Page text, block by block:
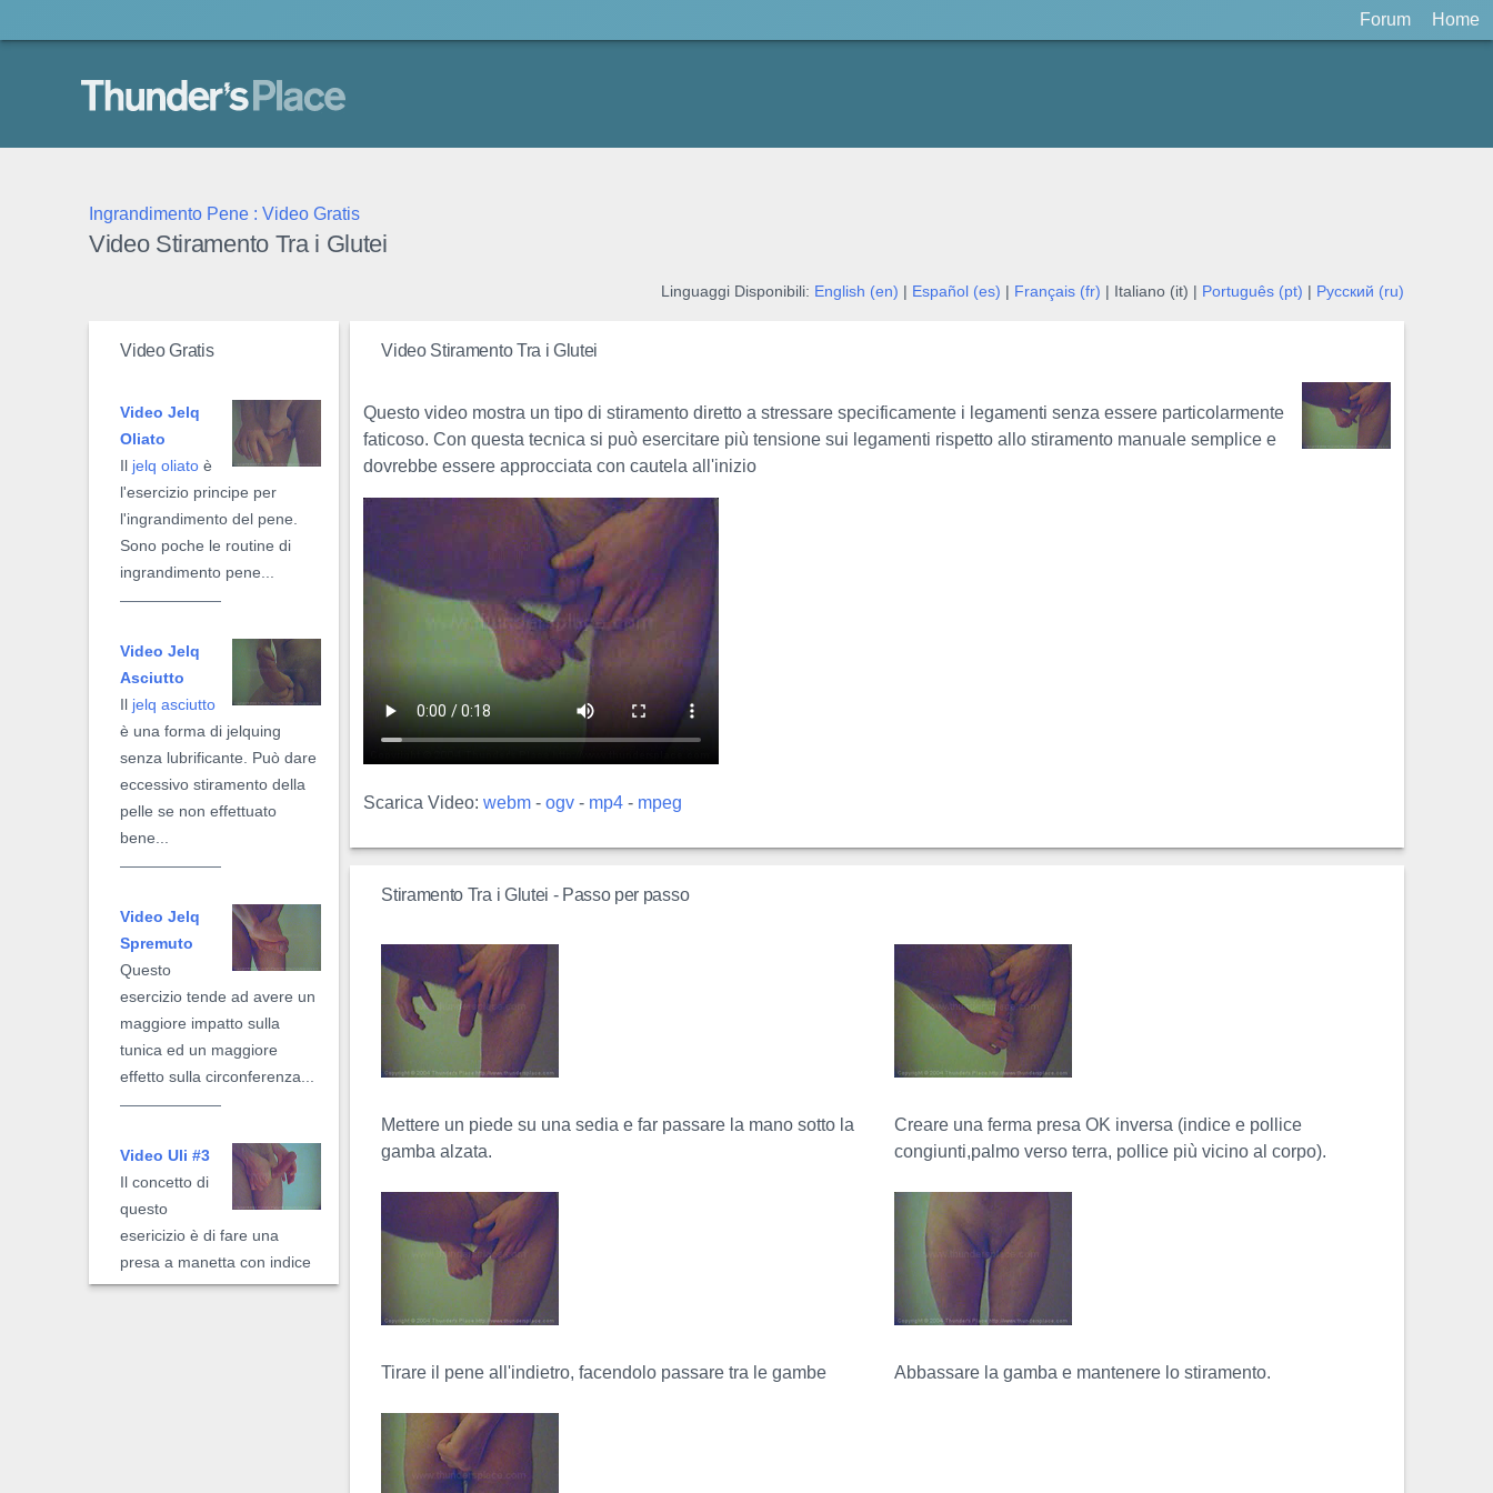
Thunder's Place
Ingrandimento Pene : Video Gratis
Video Stiramento Tra i Glutei
Linguaggi Disponibili: English (en) Español (es) Français (fr) | Italiano (it) | Português (pt) Русский (ru)
Video Gratis
Video Jelq
Oliato
Il jelq oliato è
l'esercizio principe per
l'ingrandimento del pene.
Sono poche le routine di
ingrandimento pene...
Video Jelq
Asciutto
Il jelq asciutto
è una forma di jelquing
senza lubrificante. Può dare
eccessivo stiramento della
pelle se non effettuato
bene...
Video Jelq
Spremuto
Questo
esercizio tende ad avere un
maggiore impatto sulla
tunica ed un maggiore
effetto sulla circonferenza...
Video Uli #3
Il concetto di
questo
esericizio è di fare una
presa a manetta con indice
e pollice alla base del pene
Video Stiramento Tra i Glutei
Questo video mostra un tipo di stiramento diretto a stressare specificamente i legamenti senza essere particolarmente
faticoso. Con questa tecnica si può esercitare più tensione sui legamenti rispetto allo stiramento manuale semplice e
dovrebbe essere approcciata con cautela all'inizio
Scarica Video:webm -ogv - mp4 - mpeg
Stiramento Tra i Glutei - Passo per passo
Mettere un piede su una sedia e far passare la mano sotto la
gamba alzata.
Creare una ferma presa OK inversa (indice e pollice
congiunti,palmo verso terra, pollice più vicino al corpo).
Tirare il pene all'indietro, facendolo passare tra le gambe Abbassare la gamba e mantenere lo stiramento.
Forum Home